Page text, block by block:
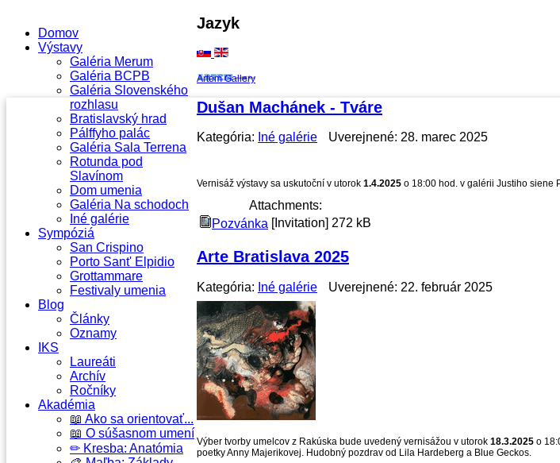
Domov
Výstavy
Galéria Merum
Galéria BCPB
Galéria Slovenského
rozhlasu
Bratislavský hrad
Pálffyho palác
Galéria Sala Terrena
Rotunda pod
Slavínom
Dom umenia
Galéria Na schodoch
Iné galérie
Sympóziá
San Crispino
Porto Sant' Elpidio
Grottammare
Festivaly umenia
Blog
Články
Oznamy
IKS
Laureáti
Archív
Ročníky
Akadémia
📖 Ako sa orientovať...
📖 O súšasnom umení
✏ Kresba: Anatómia
Jazyk
Artem Gallery
Dušan Machánek - Tváre
Kategória: Iné galérie Uverejnené: 28. marec 2025
Vernisáž výstavy sa uskutoční v utorok 1.4.2025 o 18:00 hod. v galérii Justiho siene
Attachments:
Pozvánka [Invitation] 272 kB
Arte Bratislava 2025
Kategória: Iné galérie Uverejnené: 22. február 2025
Výber tvorby umelcov z Rakúska bude uvedený vernisážou v utorok 18.3.2025 o
poetky Anny Majerikovej. Hudobný pozdrav od Lila Hardeberg a Blue Geckos.